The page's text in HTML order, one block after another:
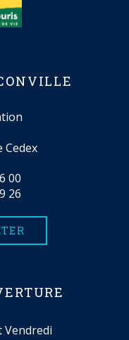
Cedex
00
26
Vendredi